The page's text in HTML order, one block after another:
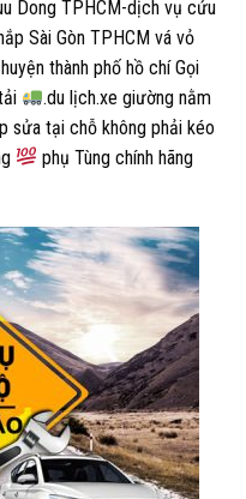
Dong TPHCM-dịch vụ cứu
Sài Gòn TPHCM vá vỏ
thành phố hồ chí Gọi
.du lịch.xe giường nằm
sửa tại chỗ không phải kéo
phụ Tùng chính hãng